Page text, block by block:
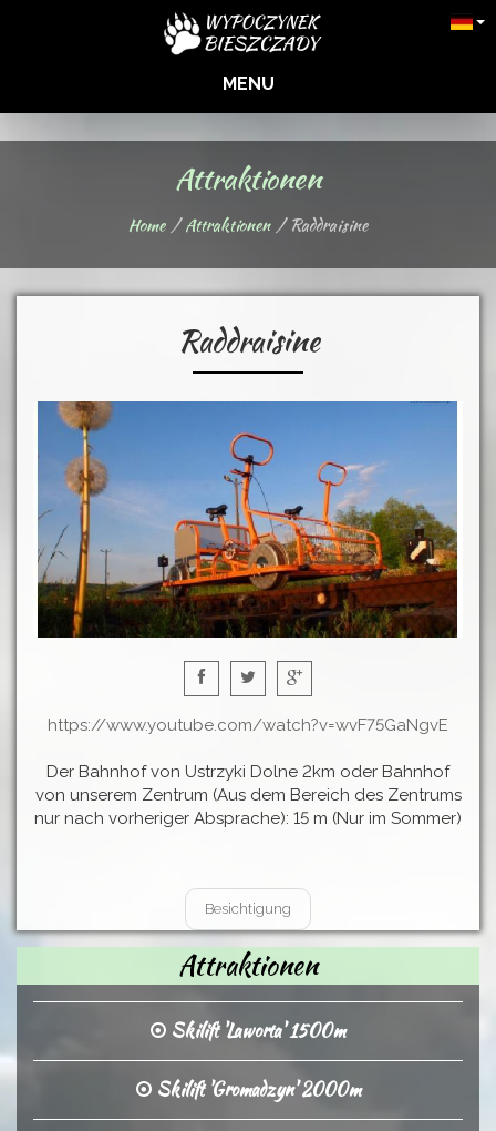
MENU
Attraktionen
Home Attraktionen Raddraisine
Raddraisine
https://www.youtube.com/watch?v=wvF75GaNgvE
Der Bahnhof von Ustrzyki Dolne 2km oder Bahnhof
von unserem Zentrum (Aus dem Bereich des Zentrums
nur nach vorheriger Absprache): 15 m (Nur im Sommer)
Besichtigung
Attraktionen
Skilift 'Laworta' 1500m
Skilift 'Gromadzyn' 2000m